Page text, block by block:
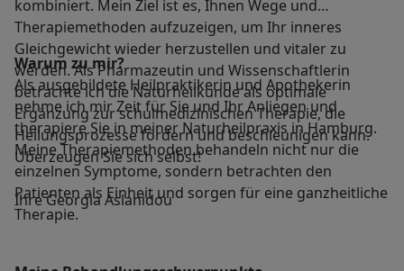
kombiniert. Mein Ziel ist es, Ihnen Wege und
Therapiemethoden aufzuzeigen, um Ihr inneres
Gleichgewicht wieder herzustellen und vitaler zu
werden. Als Pharmazeutin und Wissenschaftlerin
betrachte ich die Naturheilkunde als optimale
Ergänzung zur schulmedizinischen Therapie, die
Heilungsprozesse fördern und beschleunigen kann.
Überzeugen Sie sich selbst!
Ihre Georgia Aslanidou
Warum zu mir?
Als ausgebildete Heilpraktikerin und Apothekerin
nehme ich mir Zeit für Sie und Ihr Anliegen und
therapiere Sie in meiner Naturheilpraxis in Hamburg.
Meine Therapiemethoden behandeln nicht nur die
einzelnen Symptome, sondern betrachten den
Patienten als Einheit und sorgen für eine ganzheitliche
Therapie.